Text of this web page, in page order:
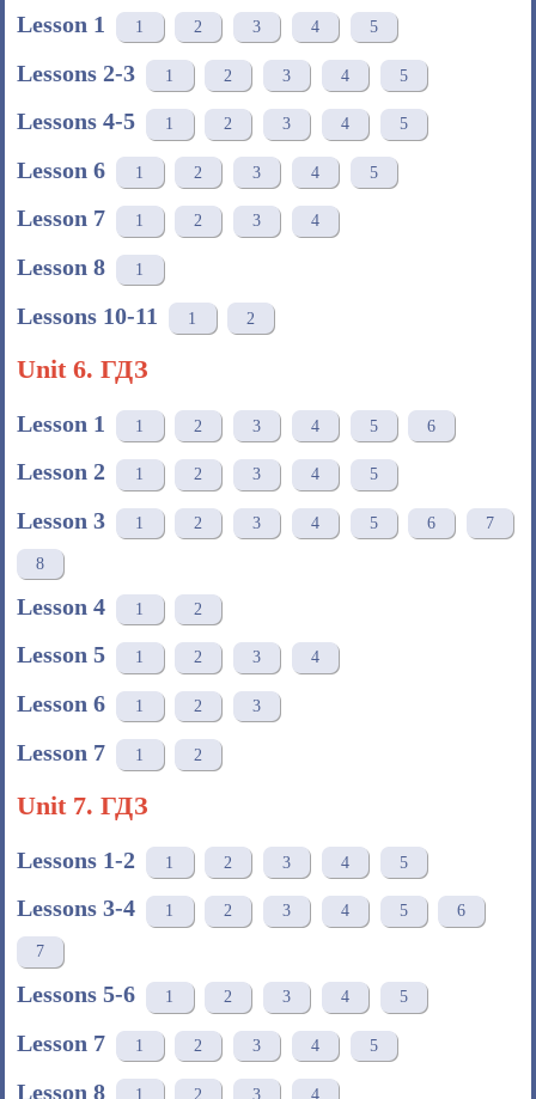
Lesson 1 1 2 3 4 5
Lessons 2-3 1 2 3 4 5
Lessons 4-5 1 2 3 4 5
Lesson 6 1 2 3 4 5
Lesson 7 1 2 3 4
Lesson 8 1
Lessons 10-11 1 2
Unit 6. ГДЗ
Lesson 1 1 2 3 4 5 6
Lesson 2 1 2 3 4 5
Lesson 3 1 2 3 4 5 6 7
8
Lesson 4 1 2
Lesson 5 1 2 3 4
Lesson 6 1 2 3
Lesson 7 1 2
Unit 7. ГДЗ
Lessons 1-2 1 2 3 4 5
Lessons 3-4 1 2 3 4 5 6
7
Lessons 5-6 1 2 3 4 5
Lesson 7 1 2 3 4 5
Lesson 8 1 2 3 4